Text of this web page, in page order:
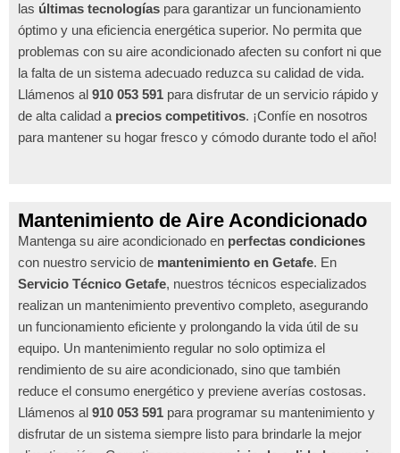
las últimas tecnologías para garantizar un funcionamiento
óptimo y una eficiencia energética superior. No permita que
problemas con su aire acondicionado afecten su confort ni que
la falta de un sistema adecuado reduzca su calidad de vida.
Llámenos al 910 053 591 para disfrutar de un servicio rápido y
de alta calidad a precios competitivos. ¡Confíe en nosotros
para mantener su hogar fresco y cómodo durante todo el año!
Mantenimiento de Aire Acondicionado
Mantenga su aire acondicionado en perfectas condiciones
con nuestro servicio de mantenimiento en Getafe. En
Servicio Técnico Getafe, nuestros técnicos especializados
realizan un mantenimiento preventivo completo, asegurando
un funcionamiento eficiente y prolongando la vida útil de su
equipo. Un mantenimiento regular no solo optimiza el
rendimiento de su aire acondicionado, sino que también
reduce el consumo energético y previene averías costosas.
Llámenos al 910 053 591 para programar su mantenimiento y
disfrutar de un sistema siempre listo para brindarle la mejor